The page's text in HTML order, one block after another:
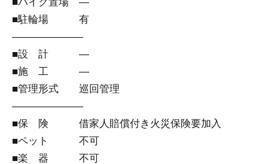
■駐輪場 有
―――――――
■設 計 ―
■施 工 ―
■管理形式 巡回管理
―――――――
■保 険 借家人賠償付き火災保険要加入
■ペット 不可
■楽 器 不可